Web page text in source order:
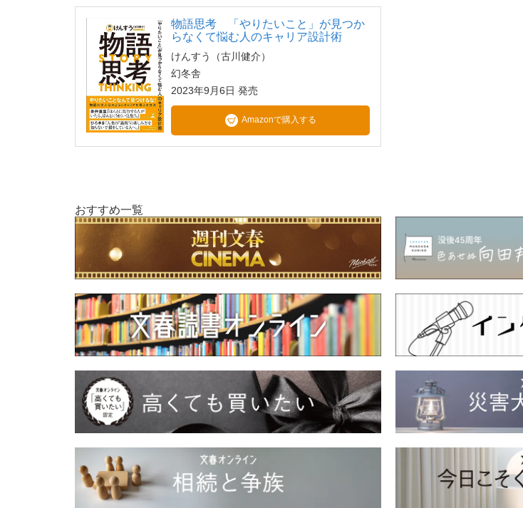
物語思考 「やりたいこと」が見つか
らなくて悩む人のキャリア設計術
けんすう（古川健介）
幻冬舎
2023年9月6日 発売
Amazonで購入する
おすすめ一覧